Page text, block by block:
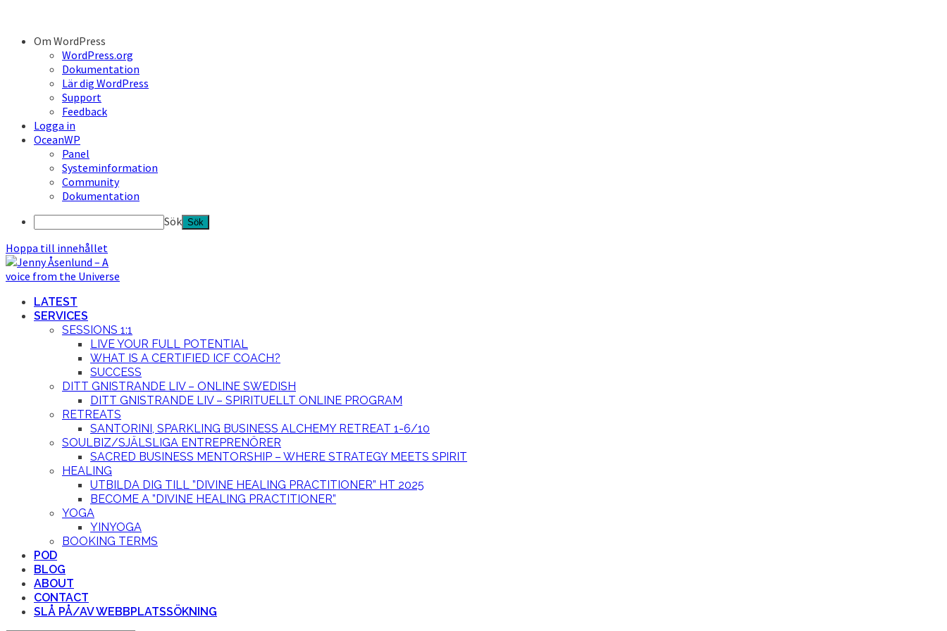
Om WordPress
WordPress.org
Dokumentation
Lär dig WordPress
Support
Feedback
Logga in
OceanWP
Panel
Systeminformation
Community
Dokumentation
Sök
Hoppa till innehållet
LATEST
SERVICES
SESSIONS 1:1
LIVE YOUR FULL POTENTIAL
WHAT IS A CERTIFIED ICF COACH?
SUCCESS
DITT GNISTRANDE LIV – ONLINE SWEDISH
DITT GNISTRANDE LIV – SPIRITUELLT ONLINE PROGRAM
RETREATS
SANTORINI, SPARKLING BUSINESS ALCHEMY RETREAT 1-6/10
SOULBIZ/SJÄLSLIGA ENTREPRENÖRER
SACRED BUSINESS MENTORSHIP – WHERE STRATEGY MEETS SPIRIT
HEALING
UTBILDA DIG TILL ”DIVINE HEALING PRACTITIONER” HT 2025
BECOME A ”DIVINE HEALING PRACTITIONER”
YOGA
YINYOGA
BOOKING TERMS
POD
BLOG
ABOUT
CONTACT
SLÅ PÅ/AV WEBBPLATSSÖKNING